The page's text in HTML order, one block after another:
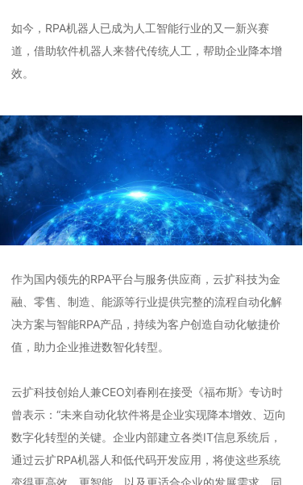
如今，RPA机器人已成为人工智能行业的又一新兴赛
道，借助软件机器人来替代传统人工，帮助企业降本增
效。
作为国内领先的RPA平台与服务供应商，云扩科技为金
融、零售、制造、能源等行业提供完整的流程自动化解
决方案与智能RPA产品，持续为客户创造自动化敏捷价
值，助力企业推进数智化转型。
云扩科技创始人兼CEO刘春刚在接受《福布斯》专访时
曾表示：“未来自动化软件将是企业实现降本增效、迈向
数字化转型的关键。企业内部建立各类IT信息系统后，
通过云扩RPA机器人和低代码开发应用，将使这些系统
变得更高效、更智能，以及更适合企业的发展需求。同